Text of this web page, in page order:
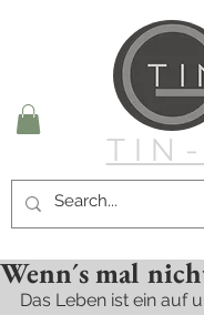
TIN-
Wenn´s mal
Das Leben ist ein auf